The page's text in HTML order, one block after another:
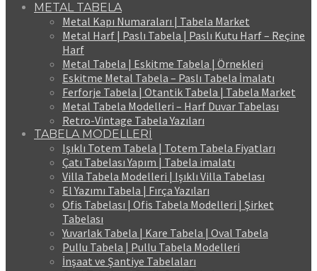
METAL TABELA
Metal Kapı Numaraları | Tabela Market
Metal Harf | Paslı Tabela | Paslı Kutu Harf – Reçine
Harf
Metal Tabela | Eskitme Tabela | Örnekleri
Eskitme Metal Tabela – Paslı Tabela İmalatı
Ferforje Tabela | Otantik Tabela | Tabela Market
Metal Tabela Modelleri – Harf Duvar Tabelası
Retro-Vintage Tabela Yazıları
TABELA MODELLERİ
Işıklı Totem Tabela | Totem Tabela Fiyatları
Çatı Tabelası Yapım | Tabela imalatı
Villa Tabela Modelleri | Işıklı Villa Tabelası
El Yazımı Tabela | Fırça Yazıları
Ofis Tabelası | Ofis Tabela Modelleri | Şirket
Tabelası
Yuvarlak Tabela | Kare Tabela | Oval Tabela
Pullu Tabela | Pullu Tabela Modelleri
İnşaat ve Şantiye Tabelaları